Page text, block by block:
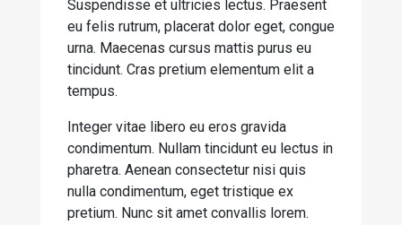
Suspendisse et ultricies lectus. Praesent
eu felis rutrum, placerat dolor eget, congue
urna. Maecenas cursus mattis purus eu
tincidunt. Cras pretium elementum elit a
tempus.
Integer vitae libero eu eros gravida
condimentum. Nullam tincidunt eu lectus in
pharetra. Aenean consectetur nisi quis
nulla condimentum, eget tristique ex
pretium. Nunc sit amet convallis lorem.